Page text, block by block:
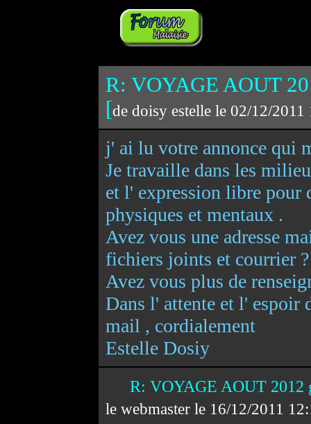
R: VOYAGE AOUT
[de doisy estelle le 02/12/
j' ai lu votre annonce qui
Je travaille dans les
et l' expression libre pour
physiques et mentaux .
Avez vous une adresse
fichiers joints et courrier ?
Avez vous plus de
Dans l' attente et l' espoir
mail , cordialement
Estelle Dosiy
R: VOYAGE AOUT 2012
le webmaster le 16/12/2011